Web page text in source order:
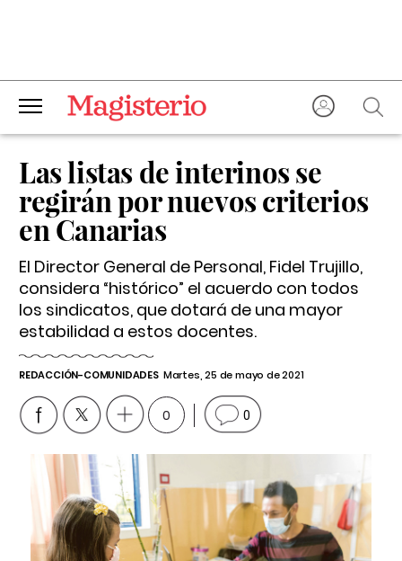
Las listas de interinos se
regirán por nuevos criterios
en Canarias
El Director General de Personal, Fidel Trujillo,
considera “histórico” el acuerdo con todos
los sindicatos, que dotará de una mayor
estabilidad a estos docentes.
REDACCIÓN-COMUNIDADES Martes, 25 de mayo de 2021
0 0